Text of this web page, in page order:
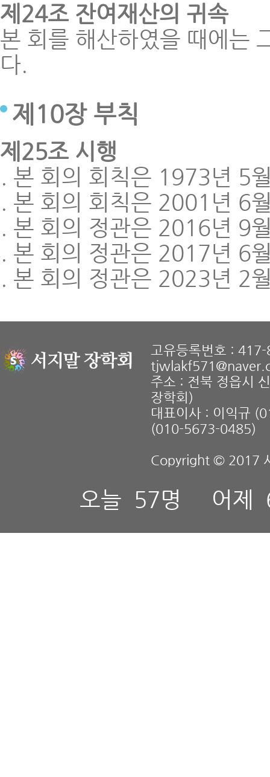
제24조 잔여재산의 귀속
본 회를 해산하였을 때에는
다.
제10장 부칙
제25조 시행
본 회의 회칙은 1973년 5
본 회의 회칙은 2001년 6
본 회의 정관은 2016년 9
본 회의 정관은 2017년 6
본 회의 정관은 2023년 2
고유등록번호 :
주소 : 전북 정읍시
장학회)
대표이사 : 이익규
(010-5673-0485)
Copyright © 2017
오늘 57명 어제